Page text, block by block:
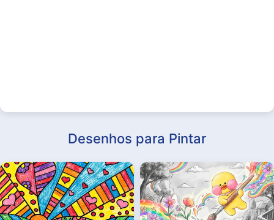
Desenhos para Pintar